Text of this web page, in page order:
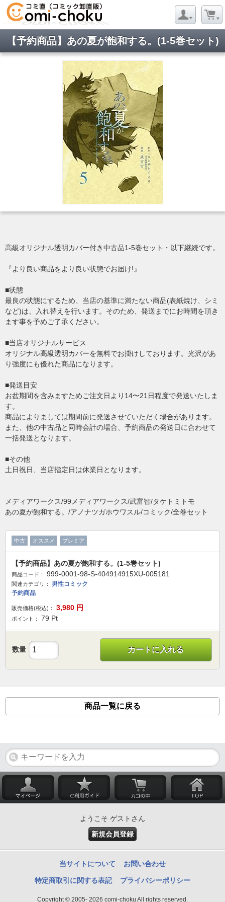
【予約商品】あの夏が飽和する。(1-5巻セット)
高級オリジナル透明カバー付き中古品1-5巻セット・以下継続です。
『より良い商品をより良い状態でお届け!』
■状態
最良の状態にするため、当店の基準に満たない商品(表紙焼け、シミ
など)は、入れ替えを行います。そのため、発送までにお時間を頂き
ます事を予めご了承ください。
■当店オリジナルサービス
オリジナル高級透明カバーを無料でお掛けしております。光沢があ
り強度にも優れた商品になります。
■発送目安
お盆期間を含みますためご注文日より14〜21日程度で発送いたしま
す。
商品によりましては期間前に発送させていただく場合があります。
また、他の中古品と同時会計の場合、予約商品の発送日に合わせて
一括発送となります。
■その他
土日祝日、当店指定日は休業日となります。
メディアワークス/99メディアワークス/武富智/タケトミトモ
あの夏が飽和する。/アノナツガホウワスル/コミック/全巻セット
中古 オススメ プレミア
【予約商品】あの夏が飽和する。(1-5巻セット)
商品コード： 999-0001-98-S-404914915XU-005181
関連カテゴリ：
男性コミック
予約商品
販売価格(税込)： 3,980 円
ポイント： 79 Pt
数量 カートに入れる
商品一覧に戻る
ようこそ ゲストさん
新規会員登録
当サイトについて お問い合わせ
特定商取引に関する表記 プライバシーポリシー
Copyright © 2005- 2026 comi-choku All rights reserved.